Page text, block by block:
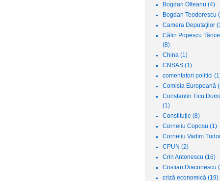
Bogdan Olteanu (4)
Bogdan Teodorescu
Camera Deputaţilor
Călin Popescu
(8)
China (1)
CNSAS (1)
comentatori politici
Comisia Europeană
Constantin Ticu
(1)
Constituţie (8)
Corneliu Coposu (1)
Corneliu Vadim
CPUN (2)
Crin Antonescu (16)
Cristian Diaconescu
criză economică (19)